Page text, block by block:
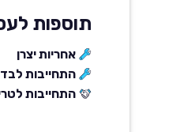
תוספות
אחריות יצרן
התחייבות
התחייבות